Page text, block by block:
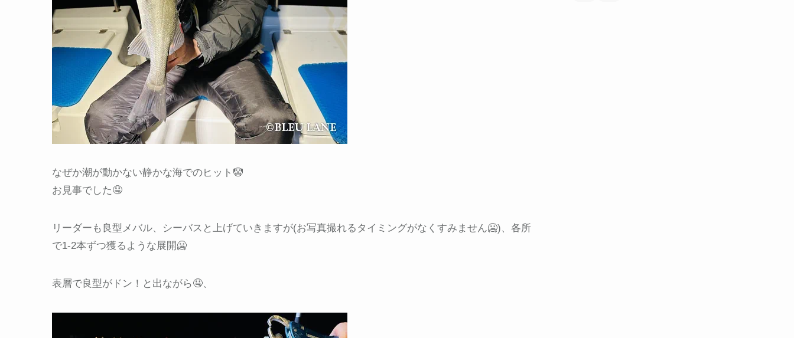
なぜか潮が動かない静かな海でのヒット🤡
お見事でした🤤
リーダーも良型メバル、シーバスと上げていきますが(お写真撮れるタイミングがなくすみません🥶)、各所
で1-2本ずつ獲るような展開🥶
表層で良型がドン！と出ながら🤤、